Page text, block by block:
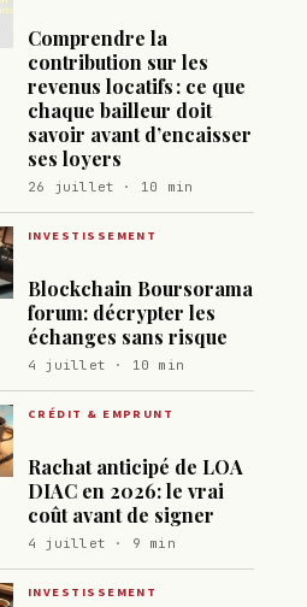
Comprendre la
contribution sur les
revenus locatifs : ce que
chaque bailleur doit
savoir avant d’encaisser
ses loyers
26 juillet · 10 min
INVESTISSEMENT
Blockchain Boursorama
forum: décrypter les
échanges sans risque
4 juillet · 10 min
CRÉDIT & EMPRUNT
Rachat anticipé de LOA
DIAC en 2026: le vrai
coût avant de signer
4 juillet · 9 min
INVESTISSEMENT